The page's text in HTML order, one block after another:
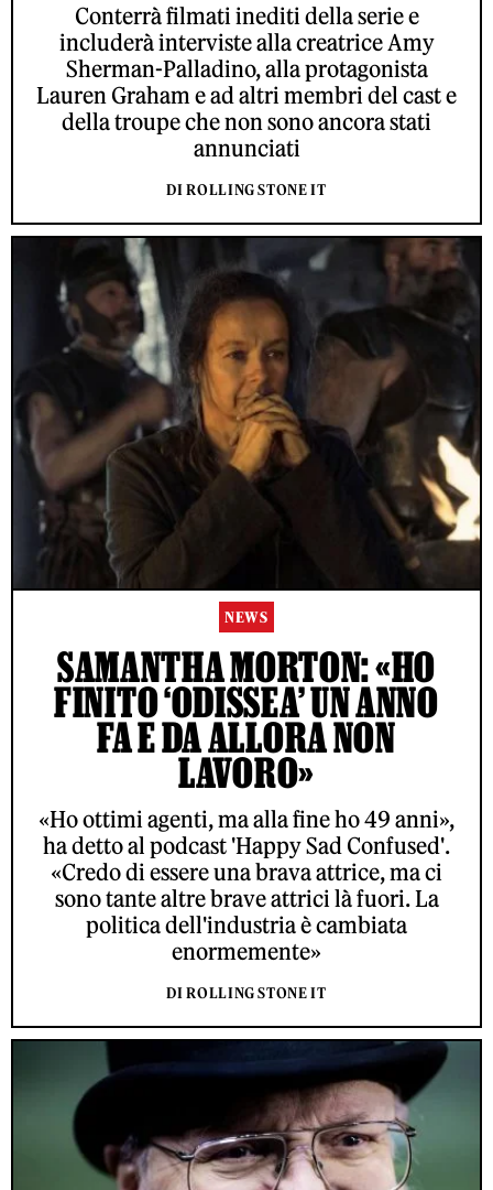
Conterrà filmati inediti della serie e
includerà interviste alla creatrice Amy
Sherman-Palladino, alla protagonista
Lauren Graham e ad altri membri del cast e
della troupe che non sono ancora stati
annunciati
DI ROLLING STONE IT
NEWS
SAMANTHA MORTON: «HO
FINITO ‘ODISSEA’ UN ANNO
FA E DA ALLORA NON
LAVORO»
«Ho ottimi agenti, ma alla fine ho 49 anni»,
ha detto al podcast 'Happy Sad Confused'.
«Credo di essere una brava attrice, ma ci
sono tante altre brave attrici là fuori. La
politica dell'industria è cambiata
enormemente»
DI ROLLING STONE IT